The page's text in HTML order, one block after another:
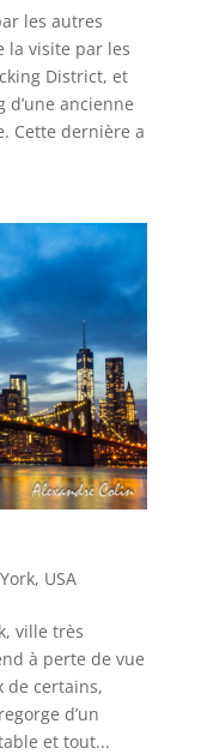
les autres
la visite par les
District, et
ancienne
Cette dernière a
, USA
ville très
à perte de vue
de certains,
d’un
et tout...